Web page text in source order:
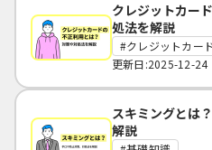
クレジットカー
処法を解説
クレジットカー
更新日:2025-12-24
スキミングとは
解説